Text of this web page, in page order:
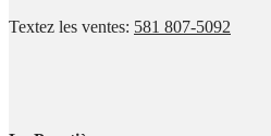
Textez les ventes: 581 807-5092